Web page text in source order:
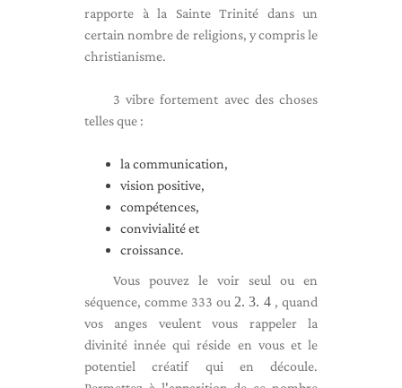
rapporte à la Sainte Trinité dans un
certain nombre de religions, y compris le
christianisme.
3 vibre fortement avec des choses
telles que :
la communication,
vision positive,
compétences,
convivialité et
croissance.
Vous pouvez le voir seul ou en
séquence, comme 333 ou 2. 3. 4 , quand
vos anges veulent vous rappeler la
divinité innée qui réside en vous et le
potentiel créatif qui en découle.